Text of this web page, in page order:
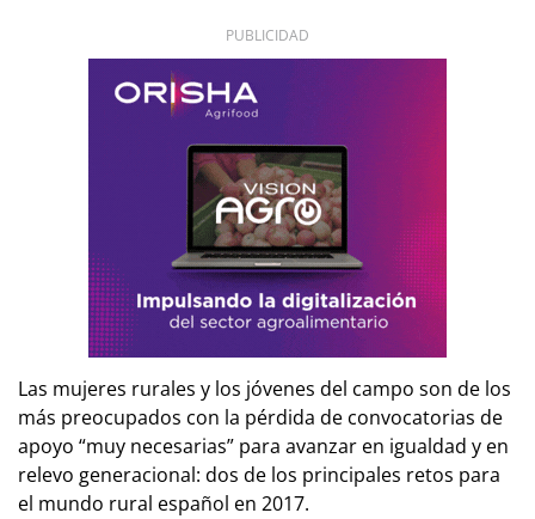
PUBLICIDAD
Las mujeres rurales y los jóvenes del campo son de los
más preocupados con la pérdida de convocatorias de
apoyo “muy necesarias” para avanzar en igualdad y en
relevo generacional: dos de los principales retos para
el mundo rural español en 2017.